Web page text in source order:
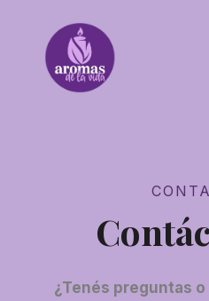
¿Tenés preguntas